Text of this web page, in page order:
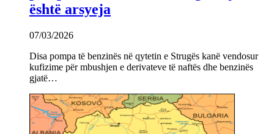
është arsyeja
07/03/2026
Disa pompa të benzinës në qytetin e Strugës kanë vendosur
kufizime për mbushjen e derivateve të naftës dhe benzinës
gjatë…